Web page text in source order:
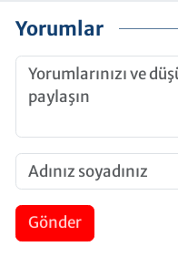
Yorumlar
Gönder